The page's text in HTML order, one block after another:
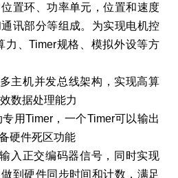
置环、功率单元，位置和速度
讯部分等组成。为实现电机控
力、Timer规格、模拟外设等方
主机并发总线架构，实现高算
数据处理能力
用Timer，一个Timer可以输出
硬件死区功能
入正交编码器信号，同时实现
到硬件同步时间和计数，满足